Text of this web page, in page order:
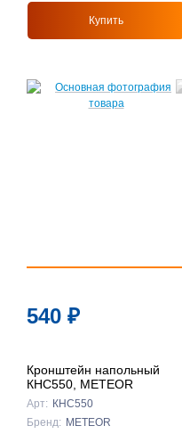
Купить
540 ₽
Кронштейн напольный
КНС550, METEOR
Арт: КНС550
Бренд: METEOR